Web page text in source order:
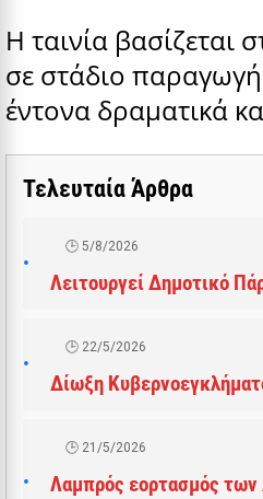
Η ταινία βασίζεται
σε στάδιο
έντονα δραματικά
Τελευταία Άρθρα
5/8/2026
Λειτουργεί Δημοτικό
22/5/2026
Δίωξη
21/5/2026
Λαμπρός εορτασμός των